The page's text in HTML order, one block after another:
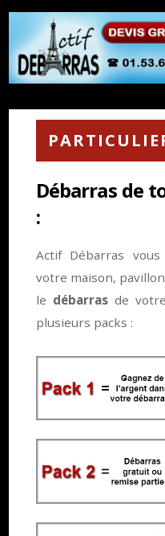
Débarras de
:
Actif Débarras
votre maison,
le débarrasde
plusieurs packs :